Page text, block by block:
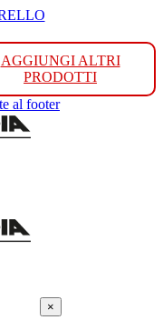
AGGIUNGI ALTRI
PRODOTTI
al footer
×